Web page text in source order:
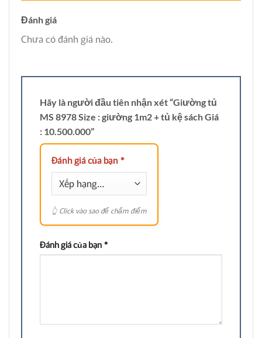
Đánh giá
Chưa có đánh giá nào.
Hãy là người đầu tiên nhận xét “Giường tủ
MS 8978 Size : giường 1m2 + tủ kệ sách Giá
: 10.500.000”
Đánh giá của bạn*
Đánh giá của bạn*